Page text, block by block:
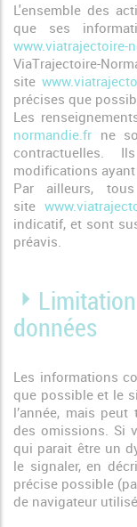
L'ensemble des
que ses
www.viatrajectoire-
ViaTrajectoire-
site
précises que
Les
normandie.fr ne
contractuelles.
modifications
Par ailleurs,
site
indicatif, et sont
préavis.
données
Les informations
que possible et le
l’année, mais
des omissions. Si
qui parait être un
le signaler, en
précise possible
de navigateur